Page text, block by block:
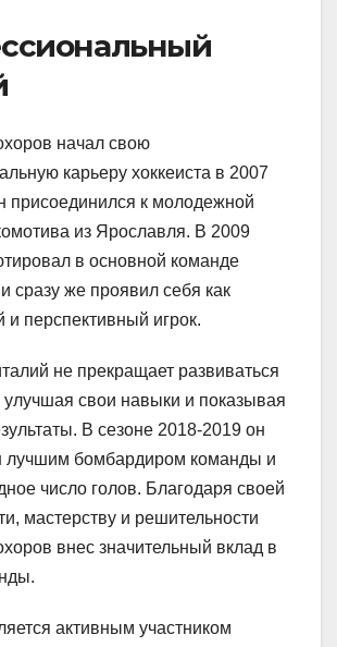
начал свою
карьеру хоккеиста в 2007
присоединился к молодежной
из Ярославля. В 2009
в основной команде
сразу же проявил себя как
и перспективный игрок.
не прекращает развиваться
улучшая свои навыки и показывая
В сезоне 2018-2019 он
лучшим бомбардиром команды и
число голов. Благодаря своей
мастерству и решительности
внес значительный вклад в
активным участником